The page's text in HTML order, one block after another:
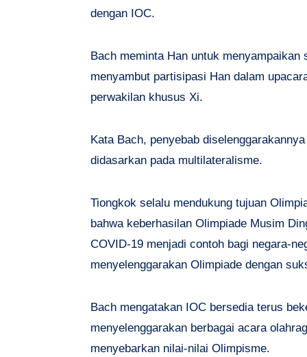
dengan IOC.
Bach meminta Han untuk
menyambut partisipasi Han dalam
perwakilan khusus Xi.
Kata Bach, penyebab
didasarkan pada multilateralisme.
Tiongkok selalu mendukung tujuan
bahwa keberhasilan Olimpiade Musim
COVID-19 menjadi contoh bagi negara-
menyelenggarakan Olimpiade dengan
Bach mengatakan IOC bersedia terus
menyelenggarakan berbagai acara
menyebarkan nilai-nilai Olimpisme.